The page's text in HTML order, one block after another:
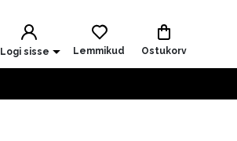
Logi sisse Lemmikud Ostukorv